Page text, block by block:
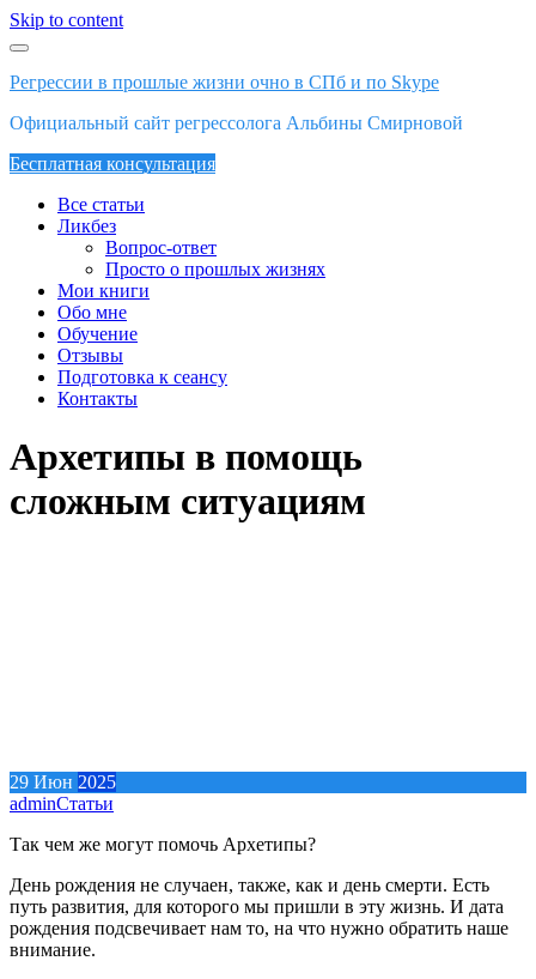
Skip to content
Регрессии в прошлые жизни очно в СПб и по Skype
Официальный сайт регрессолога Альбины Смирновой
Бесплатная консультация
Все статьи
Ликбез
Вопрос-ответ
Просто о прошлых жизнях
Мои книги
Обо мне
Обучение
Отзывы
Подготовка к сеансу
Контакты
Архетипы в помощь
сложным ситуациям
29 Июн 2025
adminСтатьи
Так чем же могут помочь Архетипы?
День рождения не случаен, также, как и день смерти. Есть
путь развития, для которого мы пришли в эту жизнь. И дата
рождения подсвечивает нам то, на что нужно обратить наше
внимание.